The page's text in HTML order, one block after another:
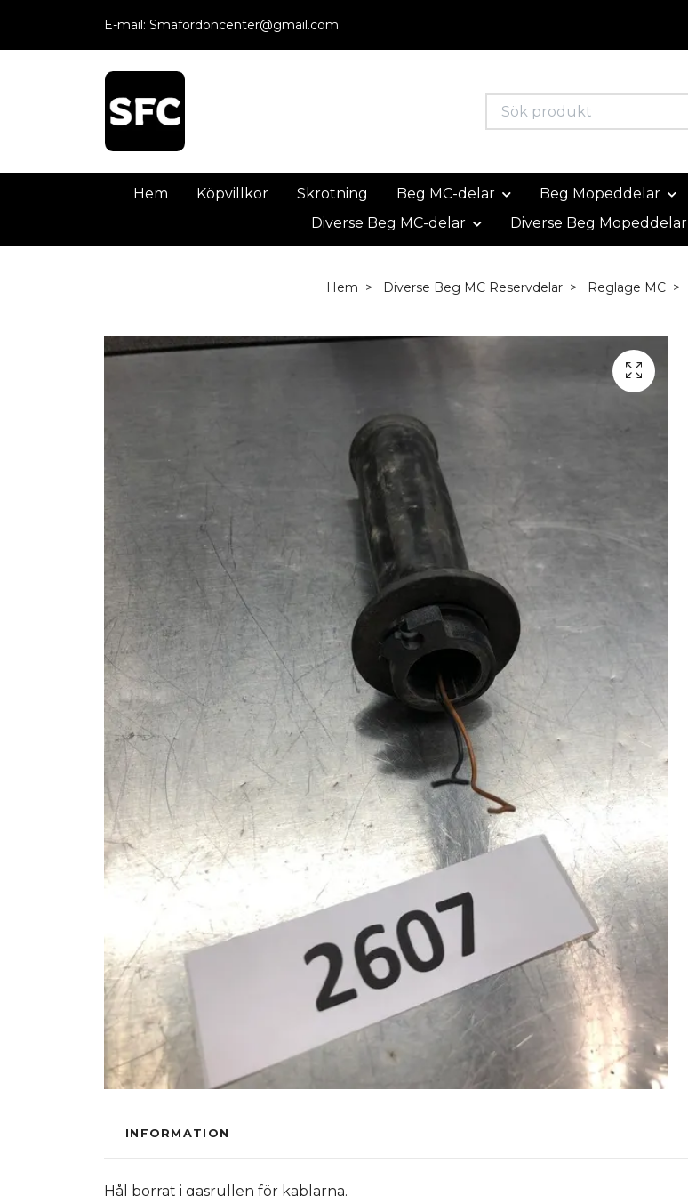
E-mail: Smafordoncenter@gmail.com
Hem Köpvillkor Skrotning Beg MC-delar Beg Mopeddelar
Diverse Beg MC-delar
Diverse Beg Mopeddelar
Hem Diverse Beg MC Reservdelar Reglage MC
INFORMATION
Hål borrat i gasrullen för kablarna.